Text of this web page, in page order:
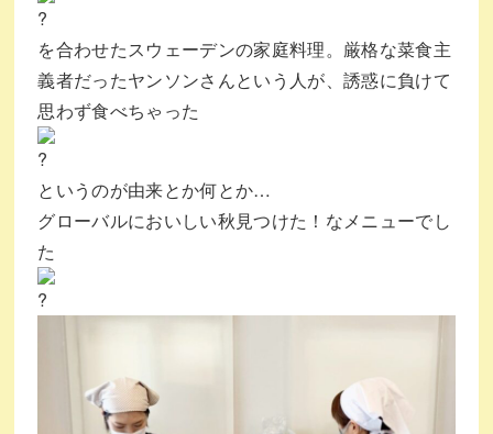
を合わせたスウェーデンの家庭料理。厳格な菜食主
義者だったヤンソンさんという人が、誘惑に負けて
思わず食べちゃった
というのが由来とか何とか…
グローバルにおいしい秋見つけた！なメニューでし
た